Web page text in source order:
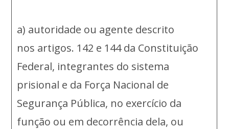
a) autoridade ou agente descrito
nos artigos. 142 e 144 da Constituição
Federal, integrantes do sistema
prisional e da Força Nacional de
Segurança Pública, no exercício da
função ou em decorrência dela, ou